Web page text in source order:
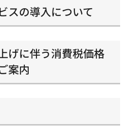
スの導入について
げに伴う消費税価格
案内